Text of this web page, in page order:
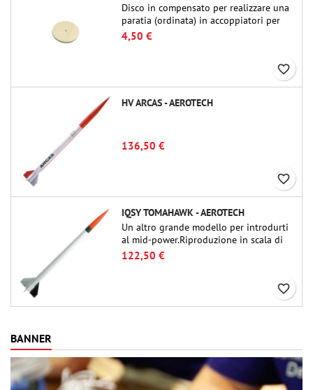
Disco in compensato per realizzare una
paratia (ordinata) in accoppiatori per
tubi Public Missiles Ltd. da 54 mm (PT-
2.1 o QT-2.1)
4,50 €
favorite_border
HV ARCAS - AEROTECH
136,50 €
favorite_border
IQSY TOMAHAWK - AEROTECH
Un altro grande modello per introdurti
al mid-power.Riproduzione in scala di
un famoso razzo-sonda, dalle dimensioni
contenute e adatto per passare a kit di
122,50 €
favorite_border
BANNER